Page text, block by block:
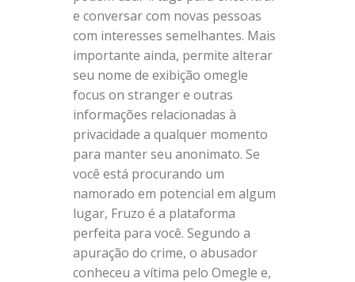
e conversar com novas pessoas
com interesses semelhantes. Mais
importante ainda, permite alterar
seu nome de exibição omegle
focus on stranger e outras
informações relacionadas à
privacidade a qualquer momento
para manter seu anonimato. Se
você está procurando um
namorado em potencial em algum
lugar, Fruzo é a plataforma
perfeita para você. Segundo a
apuração do crime, o abusador
conheceu a vítima pelo Omegle e,